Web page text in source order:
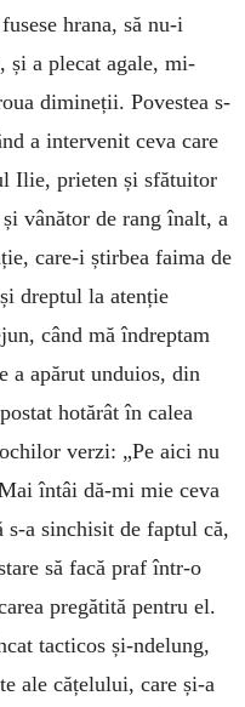
hrana, să nu-i
și a plecat agale, mi­
dimineții. Po­vestea s-
a in­ter­venit ceva care
Ilie, prieten și sfătuitor
vânător de rang ­înalt, a
care-i știrbea faima de
dreptul la aten­ție
când mă în­drep­tam
a apărut unduios, din
ho­tărât în calea
verzi: „Pe aici nu
întâi dă-mi mie ceva
a sinchisit de faptul că,
să facă praf într-o
pregătită pentru el.
tacticos și-nde­lung,
ale că­țelului, care și-a